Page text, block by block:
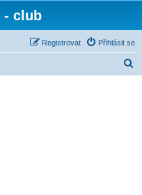
- club
Přihlásit se
Registrovat